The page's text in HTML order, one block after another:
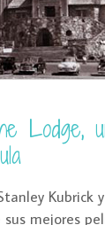
Lodge,
Kubrick
mejores